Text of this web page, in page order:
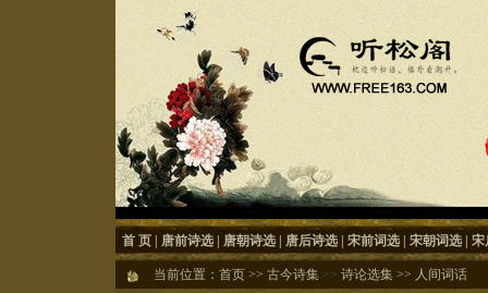
首 页 唐前诗选 唐朝诗选 唐后诗选 宋前词选 宋朝词选 宋
当前位置： 首页 >> 古今诗集 >> 诗论选集 >> 人间词话